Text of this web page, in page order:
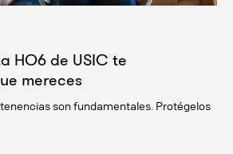
HO6 de USIC te
mereces
son fundamentales. Protégelos